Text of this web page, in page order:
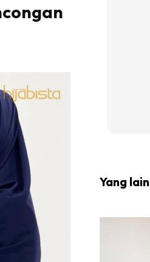
terkini di HIJABISTA!
Yang lain